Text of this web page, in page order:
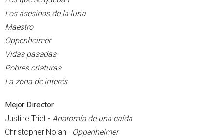
Los asesinos de la luna
Maestro
Oppenheimer
Vidas pasadas
Pobres criaturas
La zona de interés
Mejor Director
Justine Triet - Anatomía de una caída
Christopher Nolan - Oppenheimer